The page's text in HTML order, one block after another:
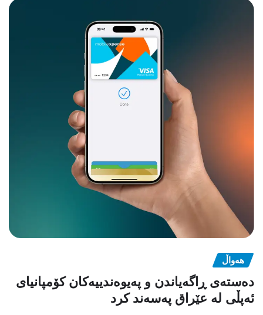
هەواڵ
دەستەی ڕاگەیاندن و پەیوەندییەکان کۆمپانیای
ئەپڵی لە عێراق پەسەند کرد